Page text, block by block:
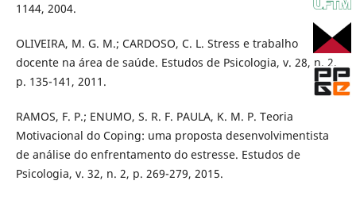
1144, 2004.
OLIVEIRA, M. G. M.; CARDOSO, C. L. Stress e trabalho
docente na área de saúde. Estudos de Psicologia, v. 28, n. 2,
p. 135-141, 2011.
RAMOS, F. P.; ENUMO, S. R. F. PAULA, K. M. P. Teoria
Motivacional do Coping: uma proposta desenvolvimentista
de análise do enfrentamento do estresse. Estudos de
Psicologia, v. 32, n. 2, p. 269-279, 2015.